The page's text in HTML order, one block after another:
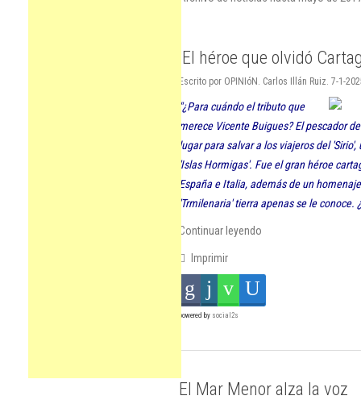
'El héroe que olvidó
Escrito por OPINIóN. Carlos Illán Ruiz. 7-1-
"¿Para cuándo el tributo que
merece Vicente Buigues? El pescador
lugar para salvar a los viajeros del
'Islas Hormigas'. Fue el gran héroe
España e Italia, además de un
'Trmilenaria' tierra apenas se le conoce.
Continuar leyendo
Imprimir
powered by social2s
El Mar Menor alza la voz